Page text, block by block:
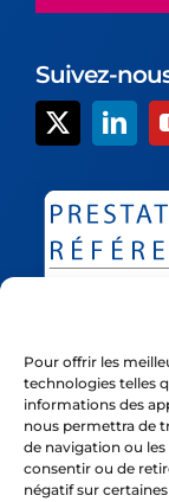
Pour offrir les
technologies telles
informations des
nous permettra de
de navigation ou les
consentir ou de
négatif sur
Suivez-
Déessi est un
par actions